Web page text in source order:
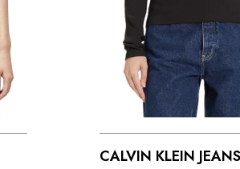
CALVIN KLEIN JEANS